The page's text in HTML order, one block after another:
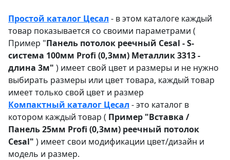
Простой каталог Цесал - в этом каталоге каждый
товар показывается со своими параметрами (
Пример "Панель потолок реечный Cesal - S-
система 100мм Profi (0,3мм) Металлик 3313 -
длина 3м" ) имеет свой цвет и размеры и не нужно
выбирать размеры или цвет товара, каждый товар
имеет только свой цвет и размер
Компактный каталог Цесал - это каталог в
котором каждый товар ( Пример "Вставка /
Панель 25мм Profi (0,3мм) реечный потолок
Cesal" ) имеет свои модификации цвет/дизайн и
модель и размер.